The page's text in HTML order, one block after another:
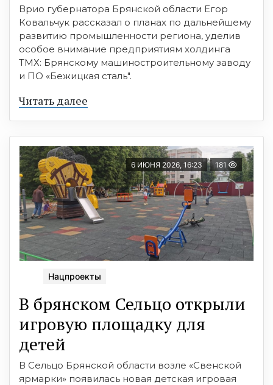
Врио губернатора Брянской области Егор
Ковальчук рассказал о планах по дальнейшему
развитию промышленности региона, уделив
особое внимание предприятиям холдинга
ТМХ: Брянскому машиностроительному заводу
и ПО «Бежицкая сталь".
Читать далее
6 ИЮНЯ 2026, 16:23 181
Нацпроекты
В брянском Сельцо открыли
игровую площадку для
детей
В Сельцо Брянской области возле «Свенской
ярмарки» появилась новая детская игровая